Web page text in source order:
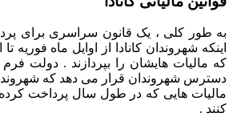
به طور کلی ، یک قانون سراسری برای
اینکه شهروندان کانادا از اوایل ماه فوریه
که مالیات هایشان را بپردازند . دولت فرم
دسترس شهروندان قرار می دهد که
مالیات هایی که در طول سال پرداخت کرده
کنند .